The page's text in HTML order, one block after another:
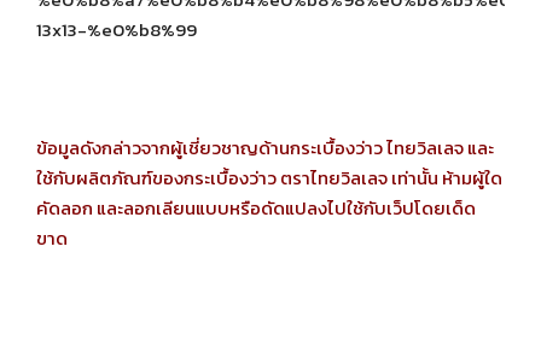
ข้อมูลดังกล่าวจากผู้เชี่ยวชาญด้านกระเบื้องว่าว ไทยวิลเลจ และ
ใช้กับผลิตภัณฑ์ของกระเบื้องว่าว ตราไทยวิลเลจ เท่านั้น ห้ามผู้ใด
คัดลอก และลอกเลียนแบบหรือดัดแปลงไปใช้กับเว็ปโดยเด็ด
ขาด